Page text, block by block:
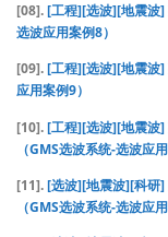
[08].[工程][选波][地震波]
选波应用案例8）
[09].[工程][选波][地震波]
应用案例9）
[10].[工程][选波][地震波]
（GMS选波系统-选波应
[11].[选波][地震波][科研]
（GMS选波系统-选波应